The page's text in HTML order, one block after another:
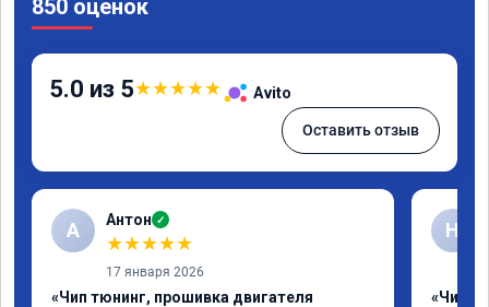
850 оценок
5.0 из 5★★★★★ Avito
Оставить отзыв
А Антон ✓
★★★★★
17 января 2026
«Чип тюнинг, прошивка двигателя
Н
«Чип